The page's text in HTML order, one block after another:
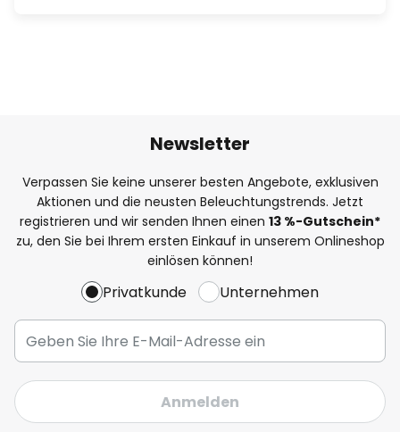
Newsletter
Verpassen Sie keine unserer besten Angebote, exklusiven
Aktionen und die neusten Beleuchtungstrends. Jetzt
registrieren und wir senden Ihnen einen 13 %-Gutschein*
zu, den Sie bei Ihrem ersten Einkauf in unserem Onlineshop
einlösen können!
Privatkunde Unternehmen
Anmelden